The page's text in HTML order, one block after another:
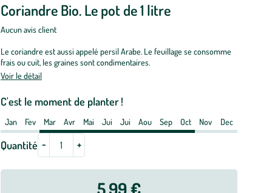
Coriandre Bio. Le pot de 1 litre
Aucun avis client
Le coriandre est aussi appelé persil Arabe. Le feuillage se consomme
frais ou cuit, les graines sont condimentaires.
Voir le détail
C'est le moment de planter !
Jan Fev Mar Avr Mai Jui Jui Aou Sep Oct Nov Dec
Quantité - +